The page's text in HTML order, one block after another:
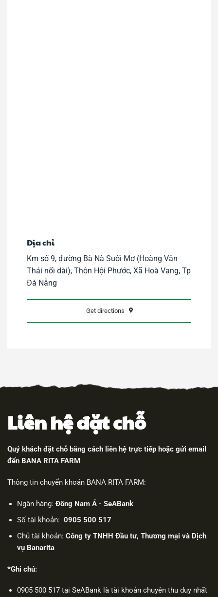
Địa chỉ
Km số 9, đường Bà Nà Suối Mơ (Hoàng Văn
Thái nối dài), Thôn Hội Phước, Xã Hoà Vang, Tp
Đà Nẵng
Get directions
Liên hệ đặt chỗ
Quý khách đặt chỗ bằng cách liên hệ trực tiếp hoặc gửi email
đến BANA RITA FARM
Thông tin chuyển khoản BANA RITA FARM:
Ngân hàng: Đông Nam Á - SeABank
Số tài khoản: 0905 500 517
Chủ tài khoản: Công ty TNHH Đầu tư, Thương mại và Dịch
vụ Banarita
*Ghi chú:
0905 500 517 tại SeABank là tài khoản chuyên thu duy nhất